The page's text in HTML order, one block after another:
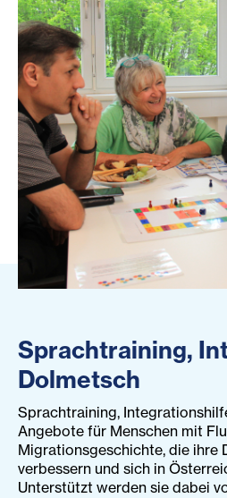
Sprachtraining,
Dolmetsch
Sprachtraining,
Angebote für Menschen mit
Migrationsgeschichte, die ihre
verbessern und sich in
Unterstützt werden sie dabei